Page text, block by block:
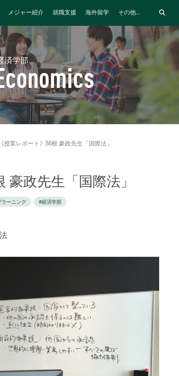
メジャー紹介 就職支援 海外留学 その他...
済学部
《授業レポート》関根 豪政先生「国際法」
豪政先生「国際法」
ラーニング #経済学部